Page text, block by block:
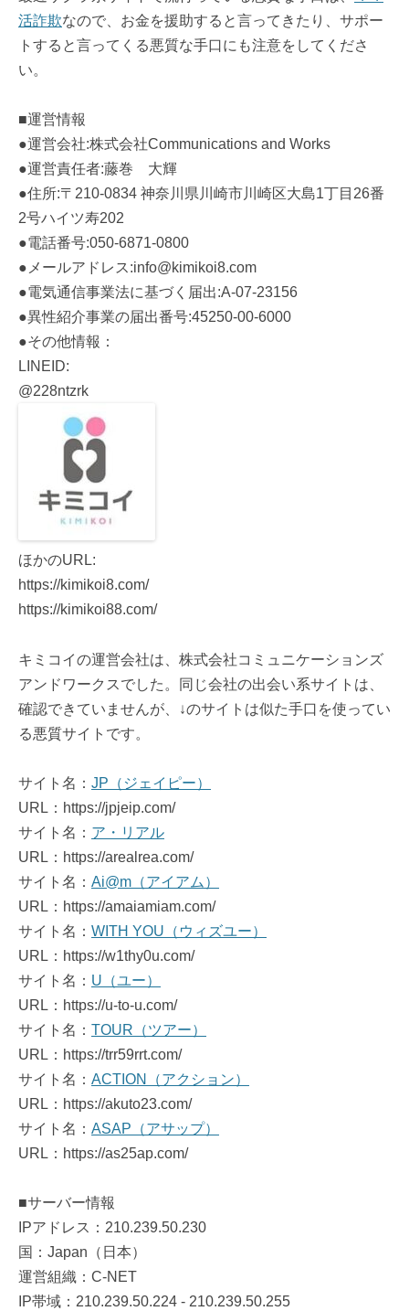
活詐欺なので、お金を援助すると言ってきたり、サポー
トすると言ってくる悪質な手口にも注意をしてくださ
い。
■運営情報
●運営会社:株式会社Communications and Works
●運営責任者:藤巻 大輝
●住所:〒210-0834 神奈川県川崎市川崎区大島1丁目26番
2号ハイツ寿202
●電話番号:050-6871-0800
●メールアドレス:info@kimikoi8.com
●電気通信事業法に基づく届出:A-07-23156
●異性紹介事業の届出番号:45250-00-6000
●その他情報：
LINEID:
@228ntzrk
ほかのURL:
https://kimikoi8.com/
https://kimikoi88.com/
キミコイの運営会社は、株式会社コミュニケーションズ
アンドワークスでした。同じ会社の出会い系サイトは、
確認できていませんが、↓のサイトは似た手口を使ってい
る悪質サイトです。
サイト名： JP（ジェイピー）
URL：https://jpjeip.com/
サイト名： ア・リアル
URL：https://arealrea.com/
サイト名： Ai@m（アイアム）
URL：https://amaiamiam.com/
サイト名： WITH YOU（ウィズユー）
URL：https://w1thy0u.com/
サイト名： U（ユー）
URL：https://u-to-u.com/
サイト名： TOUR（ツアー）
URL：https://trr59rrt.com/
サイト名： ACTION（アクション）
URL：https://akuto23.com/
サイト名： ASAP（アサップ）
URL：https://as25ap.com/
■サーバー情報
IPアドレス：210.239.50.230
国：Japan（日本）
運営組織：C-NET
IP帯域：210.239.50.224 - 210.239.50.255